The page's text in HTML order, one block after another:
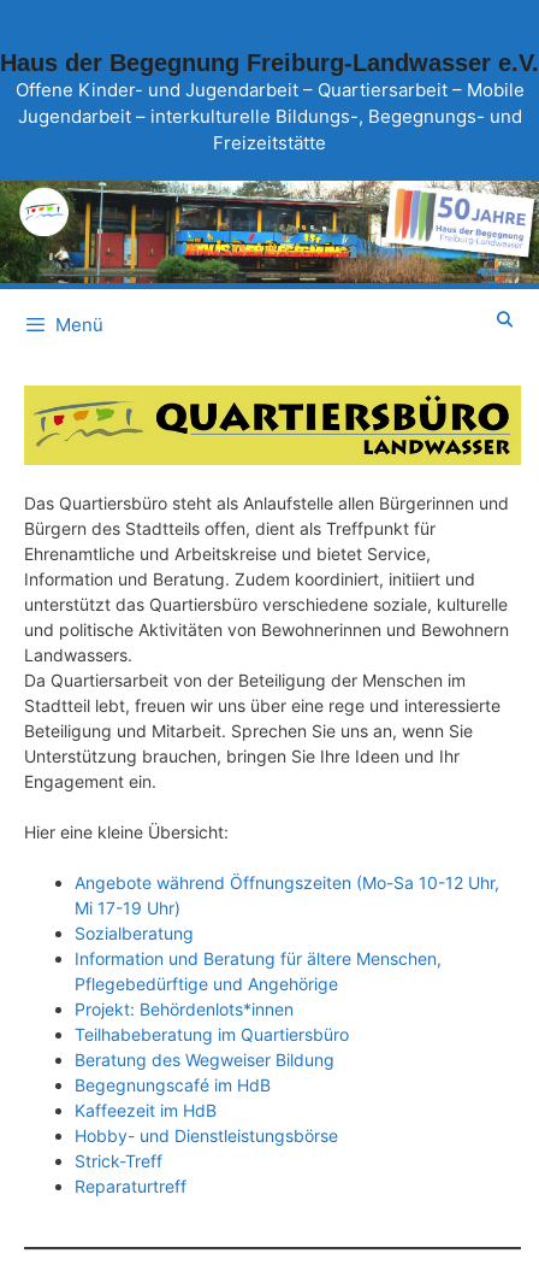
springen
Haus der Begegnung Freiburg-Landwasser e.V.
Offene Kinder- und Jugendarbeit – Quartiersarbeit – Mobile
Jugendarbeit – interkulturelle Bildungs-, Begegnungs- und
Freizeitstätte
Menü
Das Quartiersbüro steht als Anlaufstelle allen Bürgerinnen und
Bürgern des Stadtteils offen, dient als Treffpunkt für
Ehrenamtliche und Arbeitskreise und bietet Service,
Information und Beratung. Zudem koordiniert, initiiert und
unterstützt das Quartiersbüro verschiedene soziale, kulturelle
und politische Aktivitäten von Bewohnerinnen und Bewohnern
Landwassers.
Da Quartiersarbeit von der Beteiligung der Menschen im
Stadtteil lebt, freuen wir uns über eine rege und interessierte
Beteiligung und Mitarbeit. Sprechen Sie uns an, wenn Sie
Unterstützung brauchen, bringen Sie Ihre Ideen und Ihr
Engagement ein.
Hier eine kleine Übersicht:
Angebote während Öffnungszeiten (Mo-Sa 10-12 Uhr,
Mi 17-19 Uhr)
Sozialberatung
Information und Beratung für ältere Menschen,
Pflegebedürftige und Angehörige
Projekt: Behördenlots*innen
Teilhabeberatung im Quartiersbüro
Beratung des Wegweiser Bildung
Begegnungscafé im HdB
Kaffeezeit im HdB
Hobby- und Dienstleistungsbörse
Strick-Treff
Reparaturtreff